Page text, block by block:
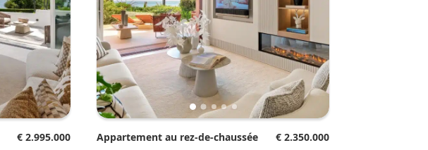
€ 2.995.000 Appartement au rez-de-chaussée € 2.350.000